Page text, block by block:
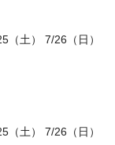
（土） 7/26（日）
（土） 7/26（日）